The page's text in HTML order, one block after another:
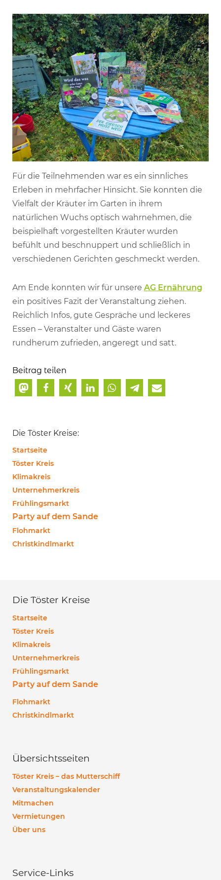
Für die Teilnehmenden war es ein sinnliches
Erleben in mehrfacher Hinsicht. Sie konnten die
Vielfalt der Kräuter im Garten in ihrem
natürlichen Wuchs optisch wahrnehmen, die
beispielhaft vorgestellten Kräuter wurden
befühlt und beschnuppert und schließlich in
verschiedenen Gerichten geschmeckt werden.
Am Ende konnten wir für unsere AG Ernährung
ein positives Fazit der Veranstaltung ziehen.
Reichlich Infos, gute Gespräche und leckeres
Essen – Veranstalter und Gäste waren
rundherum zufrieden, angeregt und satt.
Beitrag teilen
Die Töster Kreise:
Startseite
Töster Kreis
Klimakreis
Unternehmerkreis
Frühlingsmarkt
Party auf dem Sande
Flohmarkt
Christkindlmarkt
Die Töster Kreise
Startseite
Töster Kreis
Klimakreis
Unternehmerkreis
Frühlingsmarkt
Party auf dem Sande
Flohmarkt
Christkindlmarkt
Übersichtsseiten
Töster Kreis – das Mutterschiff
Veranstaltungskalender
Mitmachen
Vermietungen
Über uns
Service-Links